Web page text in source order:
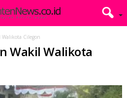
Cilegon
Wakil Walikota